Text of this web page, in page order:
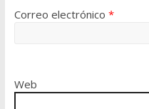
Correo electrónico *
Web